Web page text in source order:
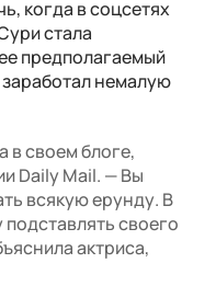
когда в соцсетях
стала
предполагаемый
немалую
в своем блоге,
Daily Mail. — Вы
всякую ерунду. В
своего
актриса,